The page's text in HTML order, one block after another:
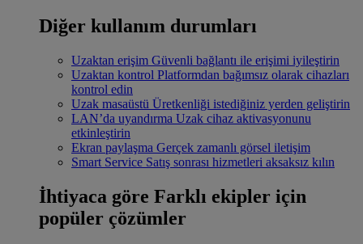
Diğer kullanım durumları
Uzaktan erişim Güvenli bağlantı ile erişimi iyileştirin
Uzaktan kontrol Platformdan bağımsız olarak cihazları
kontrol edin
Uzak masaüstü Üretkenliği istediğiniz yerden geliştirin
LAN’da uyandırma Uzak cihaz aktivasyonunu
etkinleştirin
Ekran paylaşma Gerçek zamanlı görsel iletişim
Smart Service Satış sonrası hizmetleri aksaksız kılın
İhtiyaca göre Farklı ekipler için
popüler çözümler